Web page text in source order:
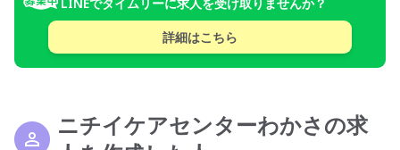
LINEでタイムリーに求人を受け取りませんか？
詳細はこちら
ニチイケアセンターわかさの求